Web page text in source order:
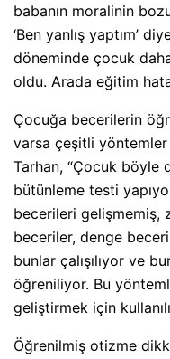
babanın moralinin
‘Ben yanlış yaptım’
döneminde çocuk
oldu. Arada eğitim
Çocuğa becerilerin
varsa çeşitli yöntemler
Tarhan, “Çocuk böyle
bütünleme testi
becerileri gelişmemiş,
beceriler, denge
bunlar çalışılıyor ve
öğreniliyor. Bu
geliştirmek için
Öğrenilmiş otizme